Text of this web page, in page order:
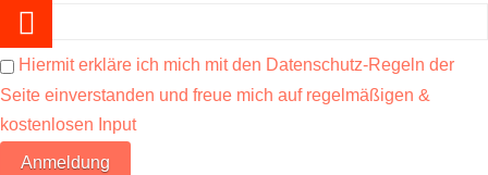
Hiermit erkläre ich mich mit den Datenschutz-Regeln der
Seite einverstanden und freue mich auf regelmäßigen &
kostenlosen Input